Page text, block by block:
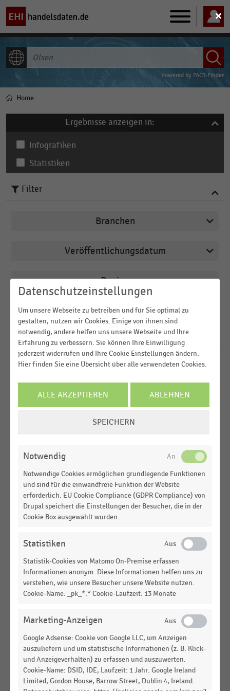
Main
navigation
Powered by FACT-Finder
Pfadnavigation
Home
Ergebnisse anzeigen in:
Infografiken
Statistiken
238Ergebnisse fürOlsen
KONSUMGÜTERINDUSTRIE |STATISTIK
Anbieter (2019-2022)
Top 50 der größten deutschen Modemarken-
DEUTSCHSPRACHIGER EINZELHANDEL STATISTIK
Marktanteil der Girocard-Netzbetreiber bei großen
Handelsunternehmen in Deutschland (2026)
DEUTSCHSPRACHIGER EINZELHANDEL|STATISTIK
Marktanteil der Anbieter von Bezahlterminals bei
großen Handelsunternehmen in Deutschland
STATISTIK
Anteile der Zahlungsarten am Gesamtumsatz der
großen Supermärkte (2020-2025)
DEUTSCHSPRACHIGER EINZELHANDEL|STATISTIK
Visa/Mastercard im deutschen Einzelhandel
DEUTSCHSPRACHIGER EINZELHANDEL|STATISTIK
Verbreitung von Kundenkarten und Loyalty-
Programmen im deutschen Einzelhandel (2024-
2026)
Filter
Branchen
Bäckereien
Demographie
Deutschsprachiger Einzelhandel
MEHR ANZEIGEN
Veröffentlichungsdatum
2025
2024
2023
2022
MEHR ANZEIGEN
Region
Deutschland
Österreich
D-A-CH-Region
USA
FILTER ZURÜCKSETZEN
Datenschutzeinstellungen
Um unsere Webseite zu betreiben und für Sie optimal zu
gestalten, nutzen wir Cookies. Einige von ihnen sind
notwendig, andere helfen uns unsere Webseite und Ihre
Erfahrung zu verbessern. Sie können Ihre Einwilligung
jederzeit widerrufen und Ihre Cookie Einstellungen ändern.
Hier finden Sie eine Übersicht über alle verwendeten Cookies.
ALLE AKZEPTIEREN ABLEHNEN
SPEICHERN
Notwendig
Notwendige Cookies ermöglichen grundlegende Funktionen
und sind für die einwandfreie Funktion der Website
erforderlich. EU Cookie Compliance (GDPR Compliance) von
Drupal speichert die Einstellungen der Besucher, die in der
Cookie Box ausgewählt wurden.
Statistiken
Statistik-Cookies von Matomo On-Premise erfassen
Informationen anonym. Diese Informationen helfen uns zu
verstehen, wie unsere Besucher unsere Website nutzen.
Cookie-Name: _pk_*.* Cookie-Laufzeit: 13 Monate
Marketing-Anzeigen
Google Adsense: Cookie von Google LLC, um Anzeigen
auszuliefern und um statistische Informationen (z. B. Klick-
und Anzeigeverhalten) zu erfassen und auszuwerten.
Cookie-Name: DSID, IDE, Laufzeit: 1 Jahr. Google Ireland
Limited, Gordon House, Barrow Street, Dublin 4, Ireland.